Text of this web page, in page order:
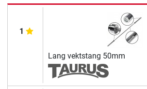
1
Lang vektstang 50mm